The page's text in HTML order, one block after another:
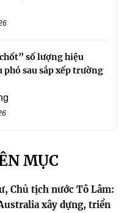
số lượng hiệu
sau sắp xếp trường
MỤC
Chủ tịch nước Tô Lâm:
xây dựng, triển